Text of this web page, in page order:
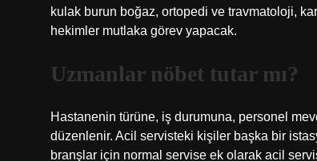
kulak burun boğaz, ortopedi ve travmatoloji,
hekimler mutlaka görev yapacak.
Uzmanlar nöbet tutar mı?
Hastanenin türüne, iş durumuna, personel
düzenlenir. Acil servisteki kişiler başka bir
branşlar için normal servise ek olarak acil